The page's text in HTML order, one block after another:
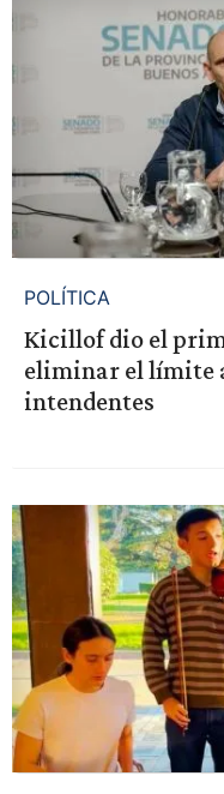
POLÍTICA
Kicillof dio el
eliminar el límite
intendentes